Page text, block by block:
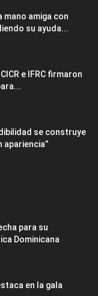
mano amiga con
su ayuda...
e IFRC firmaron
se construye
apariencia”
para su
Dominicana
en la gala